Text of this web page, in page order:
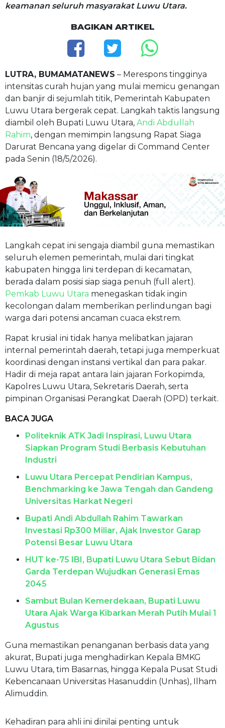
keamanan seluruh masyarakat Luwu Utara.
BAGIKAN ARTIKEL
LUTRA, BUMAMATANEWS – Merespons tingginya
intensitas curah hujan yang mulai memicu genangan
dan banjir di sejumlah titik, Pemerintah Kabupaten
Luwu Utara bergerak cepat. Langkah taktis langsung
diambil oleh Bupati Luwu Utara, Andi Abdullah
Rahim, dengan memimpin langsung Rapat Siaga
Darurat Bencana yang digelar di Command Center
pada Senin (18/5/2026).
Langkah cepat ini sengaja diambil guna memastikan
seluruh elemen pemerintah, mulai dari tingkat
kabupaten hingga lini terdepan di kecamatan,
berada dalam posisi siap siaga penuh (full alert).
Pemkab Luwu Utara menegaskan tidak ingin
kecolongan dalam memberikan perlindungan bagi
warga dari potensi ancaman cuaca ekstrem.
Rapat krusial ini tidak hanya melibatkan jajaran
internal pemerintah daerah, tetapi juga memperkuat
koordinasi dengan instansi vertikal dan para pakar.
Hadir di meja rapat antara lain jajaran Forkopimda,
Kapolres Luwu Utara, Sekretaris Daerah, serta
pimpinan Organisasi Perangkat Daerah (OPD) terkait.
BACA JUGA
Politeknik ATK Jadi Inspirasi, Luwu Utara
Siapkan Program Studi Berbasis Kebutuhan
Industri
Luwu Utara Percepat Pendirian Kampus,
Benchmarking ke Jawa Tengah dan Gandeng
Universitas Harkat Negeri
Bupati Andi Abdullah Rahim Tawarkan
Investasi Rp300 Miliar, Ajak Investor Garap
Potensi Besar Luwu Utara
HUT ke-75 IBI, Bupati Luwu Utara Sebut Bidan
Garda Terdepan Wujudkan Generasi Emas
2045
Sambut Bulan Kemerdekaan, Bupati Luwu
Utara Ajak Warga Kibarkan Merah Putih Mulai 1
Agustus
Guna memastikan penanganan berbasis data yang
akurat, Bupati juga menghadirkan Kepala BMKG
Luwu Utara, tim Basarnas, hingga Kepala Pusat Studi
Kebencanaan Universitas Hasanuddin (Unhas), Ilham
Alimuddin.
Kehadiran para ahli ini dinilai penting untuk